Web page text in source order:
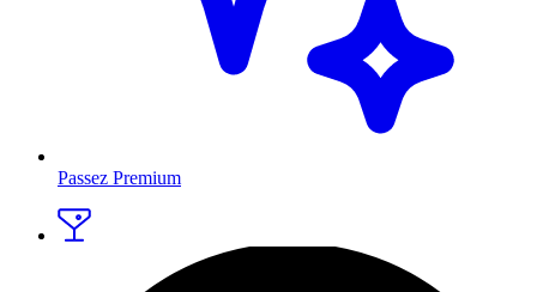
Passez Premium